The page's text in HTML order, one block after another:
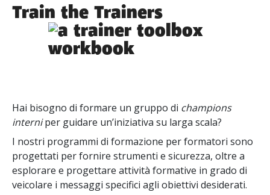
Train the Trainers
Hai bisogno di formare un gruppo di champions
interniper guidare un’iniziativa su larga scala?
I nostri programmi di formazione per formatori sono
progettati per fornire strumenti e sicurezza, oltre a
esplorare e progettare attività formative in grado di
veicolare i messaggi specifici agli obiettivi desiderati.